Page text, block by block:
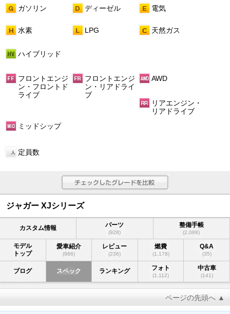
ガソリン ディーゼル 電気
水素 LPG 天然ガス
ハイブリッド
フロントエンジ
ン・フロントド
ライブ
フロントエンジ
ン・リアドライ
ブ
AWD
リアエンジン・
リアドライブ
ミッドシップ
定員数
ジャガー XJシリーズ
カスタム情報 パーツ
(928)
整備手帳
(2,088)
モデル
トップ
愛車紹介
(986)
レビュー
(236)
燃費
(1,178)
Q&A
(35)
ブログ スペック ランキング フォト
(1,112)
中古車
(141)
ページの先頭へ ▲